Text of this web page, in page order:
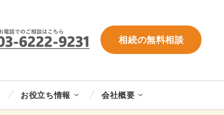
相続の無料相談
お役立ち情報 会社概要